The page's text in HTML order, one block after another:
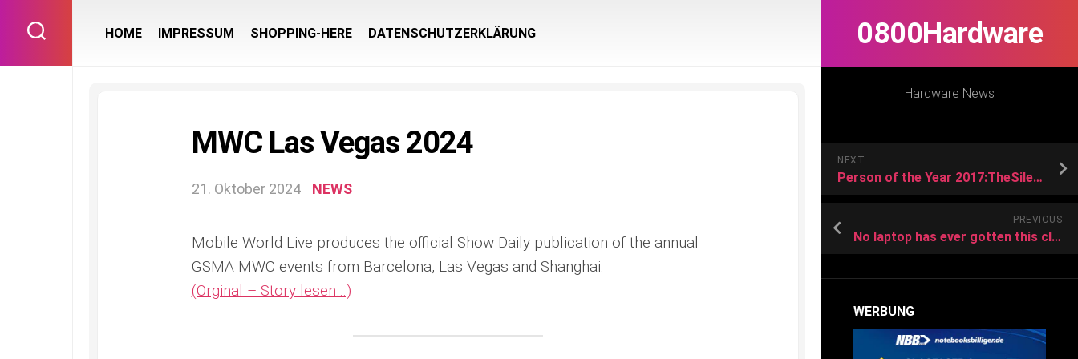
content
0800Hardware
Hardware News
NEXT
Person of the Year 2017:TheSilenceBreakers
PREVIOUS
No laptop has ever gotten this close to beating the M3 MacBook Air
WERBUNG
HOME IMPRESSUM SHOPPING-HERE DATENSCHUTZERKLÄRUNG
MWC Las Vegas 2024
21. Oktober 2024 NEWS
Mobile World Live produces the official Show Daily publication of the annual
GSMA MWC events from Barcelona, Las Vegas and Shanghai.
(Orginal – Story lesen…)